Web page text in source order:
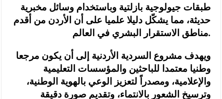
طبقات جيولوجية بازلتية وباستخدام وسائل مخبرية
حديثة، مما يشكّل دليلا علميا على أن الأردن من أقدم
مناطق الاستقرار البشري في العالم.
ويهدف مشروع السردية الأردنية إلى أن يكون مرجعا
وطنيا معتمدا للباحثين والمؤسسات التعليمية
والإعلامية، ومصدراً لتعزيز الوعي بالهوية الوطنية،
وترسيخ الشعور بالانتماء، وتقديم صورة دقيقة